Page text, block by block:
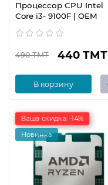
Процессор CPU Intel
Core i3- 9100F | OEM
490 ТМТ 440 ТМТ
В корзину
Ваша скидка: -14%
Новинка